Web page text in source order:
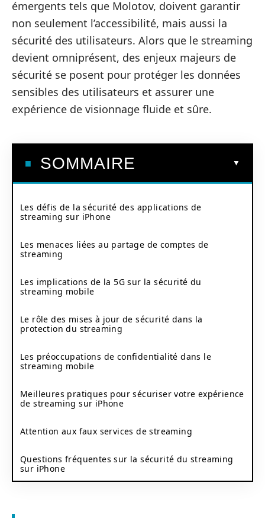
émergents tels que Molotov, doivent garantir
non seulement l’accessibilité, mais aussi la
sécurité des utilisateurs. Alors que le streaming
devient omniprésent, des enjeux majeurs de
sécurité se posent pour protéger les données
sensibles des utilisateurs et assurer une
expérience de visionnage fluide et sûre.
SOMMAIRE
Les défis de la sécurité des applications de
streaming sur iPhone
Les menaces liées au partage de comptes de
streaming
Les implications de la 5G sur la sécurité du
streaming mobile
Le rôle des mises à jour de sécurité dans la
protection du streaming
Les préoccupations de confidentialité dans le
streaming mobile
Meilleures pratiques pour sécuriser votre expérience
de streaming sur iPhone
Attention aux faux services de streaming
Questions fréquentes sur la sécurité du streaming
sur iPhone